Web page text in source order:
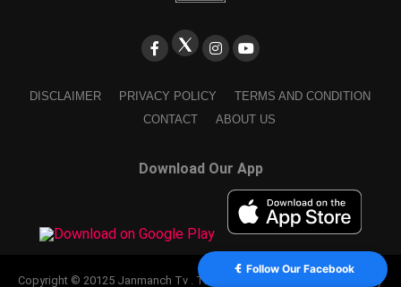
DISCLAIMER PRIVACY POLICY
TERMS AND CONDITION
CONTACT
ABOUT US
Download Our App
Copyright © 20125 Janmanch Tv . Theme by SSDIGIMARK. powered by
Follow Our Facebook